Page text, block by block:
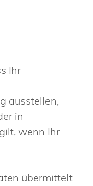
Ihr
ausstellen,
in
wenn Ihr
übermittelt